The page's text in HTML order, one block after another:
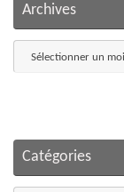
Archives
Catégories